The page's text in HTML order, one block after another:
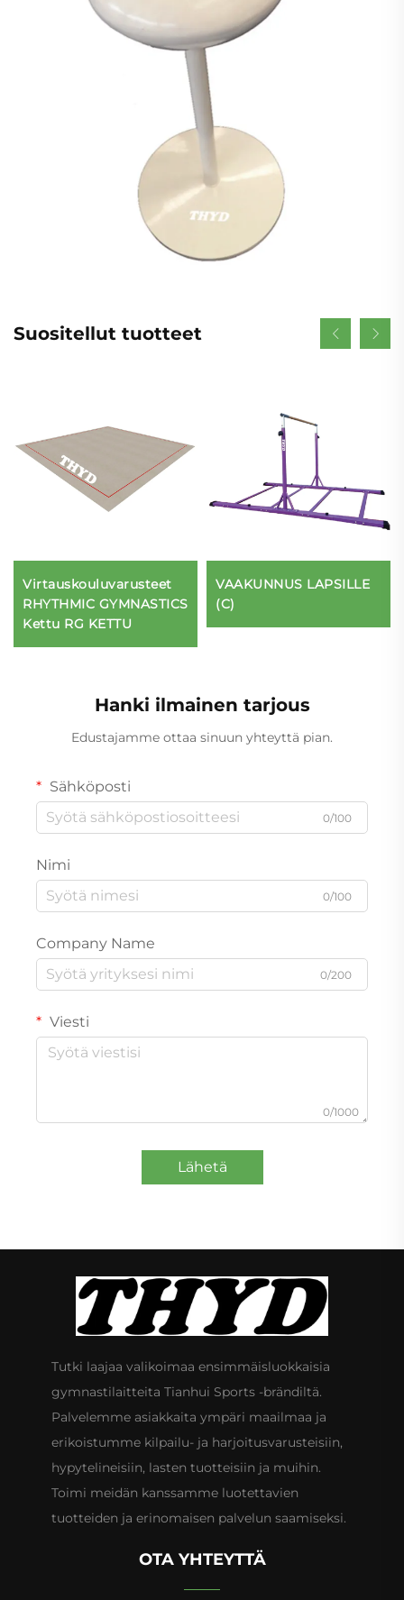
Suositellut tuotteet
Virtauskouluvarusteet
RHYTHMIC GYMNASTICS
Kettu RG KETTU
VAAKUNNUS LAPSILLE
(C)
Hanki ilmainen tarjous
Edustajamme ottaa sinuun yhteyttä pian.
Sähköposti
0/100
Nimi
0/100
Company Name
0/200
Viesti
0/1000
Lähetä
Tutki laajaa valikoimaa ensimmäisluokkaisia
gymnastilaitteita Tianhui Sports -brändiltä.
Palvelemme asiakkaita ympäri maailmaa ja
erikoistumme kilpailu- ja harjoitusvarusteisiin,
hypytelineisiin, lasten tuotteisiin ja muihin.
Toimi meidän kanssamme luotettavien
tuotteiden ja erinomaisen palvelun saamiseksi.
OTA YHTEYTTÄ